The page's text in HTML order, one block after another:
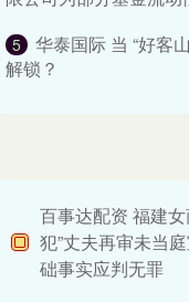
5
华泰国际 当 “好客
解锁？
百事达配资 福建
犯”丈夫再审未当
础事实应判无罪